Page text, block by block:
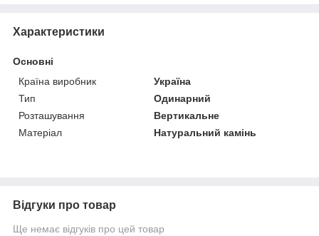
Характеристики
Основні
Країна виробник
Україна
Тип
Одинарний
Розташування
Вертикальне
Матеріал
Натуральний камінь
Відгуки про товар
Ще немає відгуків про цей товар